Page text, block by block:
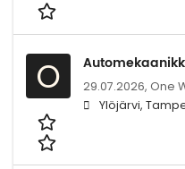
O 29.07.2026, One
Ylöjärvi,